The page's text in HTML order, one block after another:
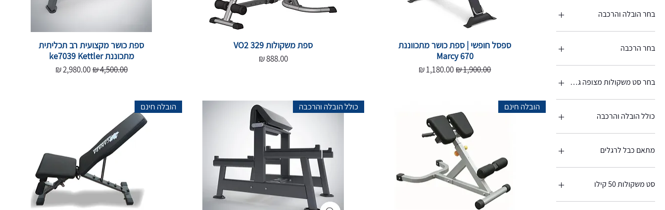
בחר הובלה והרכבה
איסוף עצמי
הובלה בלבד 200 ישירות לשליח
למתקין
בחר הרכבה
כולל הרכבה
ללא הרכבה
בחר סט משקולות מצופה גומי 60 קילו
כולל
ללא
כולל הובלה והרכבה
כולל הובלה והרכבה
מתאם כבל לרגלים
כולל מתאם
ללא מתאם
סט משקולות 50 קילו
כולל סט משקולות
ספסל חופשי | ספת כושר מתכווננת
Marcy 670
מחיר רגיל‏1,900.00 ‏₪ מחיר מבצע
ספת משקולות 329 VO2
מחיר‏888.00 ‏₪
ספת כושר מקצועית רב תכליתית
מתכוננת ke7039 Kettler
מחיר רגיל‏4,500.00 ‏₪ מחיר מבצע‏2,980.00 ‏₪
הובלה חינם כולל הובלה והרכבה הובלה חינם